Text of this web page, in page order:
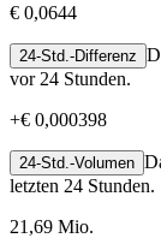
€ 0,0644
24-Std.-Differenz
vor 24 Stunden.
+€ 0,000398
24-Std.-Volumen
letzten 24 Stunden.
21,69 Mio.